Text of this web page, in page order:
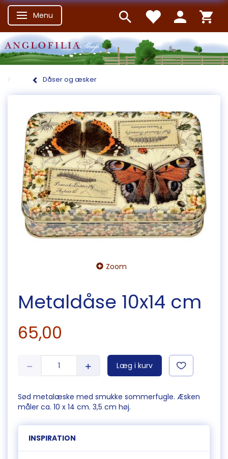
Skifte navigation
Menu
Dåser og æsker
Zoom
Metaldåse 10x14 cm
65,00
Læg i kurv
Sød metalæske med smukke sommerfugle. Æsken
måler ca. 10 x 14 cm. 3,5 cm høj.
INSPIRATION